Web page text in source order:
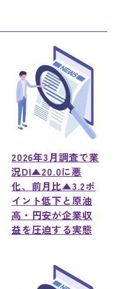
2026年3月調査で業
況DI▲20.0に悪
化、前月比▲3.2ポ
イント低下と原油
高・円安が企業収
益を圧迫する実態